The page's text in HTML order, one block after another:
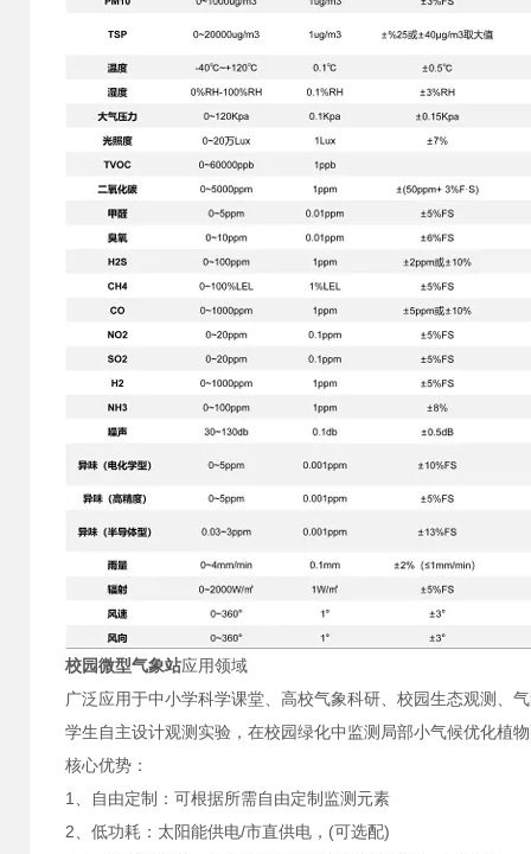
校园微型气象站应用领域
广泛应用于中小学科学课堂、高校气象科研、校园生态观测、
学生自主设计观测实验，在校园绿化中监测局部小气候优化植
核心优势：
1、自由定制：可根据所需自由定制监测元素
2、低功耗：太阳能供电/市直供电，(可选配)